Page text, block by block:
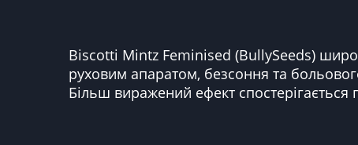
Biscotti Mintz Feminised (BullySeeds)
руховим апаратом, безсоння та
Більш виражений ефект